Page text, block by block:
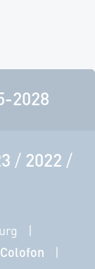
2028
/ 2022 /
Colofon